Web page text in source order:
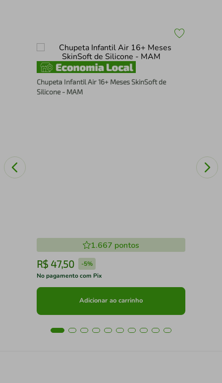
Chupeta Infantil Air 16+ Meses SkinSoft de
Silicone - MAM
1.667 pontos
R$ 47,50 -5%
No pagamento com Pix
Adicionar ao carrinho